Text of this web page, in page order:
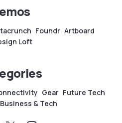
Foundr Artboard
Loft
Gear Future Tech
Business & Tech